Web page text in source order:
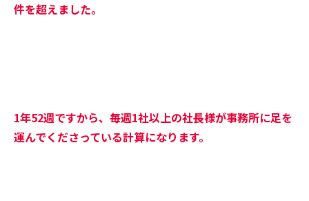
件を超えました。
1年52週ですから、毎週1社以上の社長様が事務所に足を
運んでくださっている計算になります。